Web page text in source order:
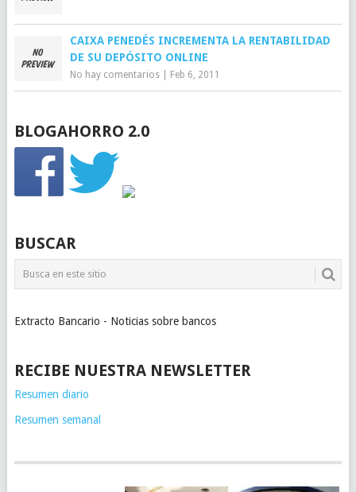
CAIXA PENEDÉS INCREMENTA LA RENTABILIDAD
DE SU DEPÓSITO ONLINE
No hay comentarios| Feb 6, 2011
BLOGAHORRO 2.0
BUSCAR
Extracto Bancario - Noticias sobre bancos
RECIBE NUESTRA NEWSLETTER
Resumen diario
Resumen semanal